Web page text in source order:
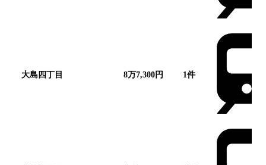
大島四丁目 8万7,300円 1件